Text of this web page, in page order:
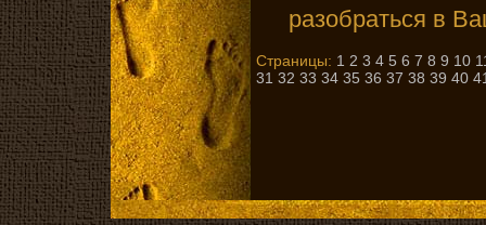
разобраться в
Страницы: 1 2 3 4 5 6 7 8 9 10
31 32 33 34 35 36 37 38 39 40